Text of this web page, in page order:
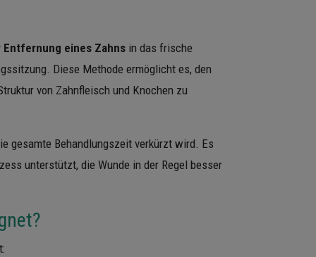
eines Zahns in das frische
Diese Methode ermöglicht es, den
von Zahnfleisch und Knochen zu
gesamte Behandlungszeit verkürzt wird. Es
unterstützt, die Wunde in der Regel besser